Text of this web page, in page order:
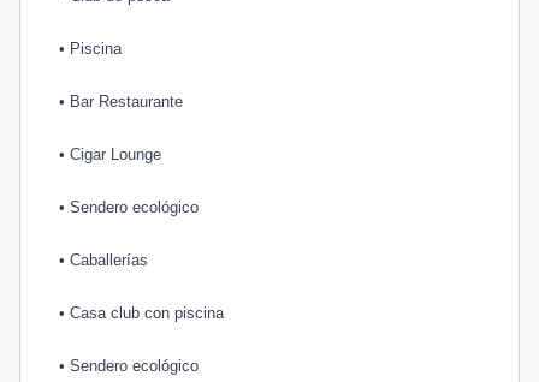
• Piscina
• Bar Restaurante
• Cigar Lounge
• Sendero ecológico
• Caballerías
• Casa club con piscina
• Sendero ecológico